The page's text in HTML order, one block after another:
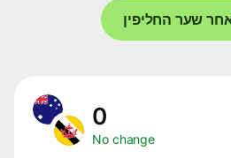
שער החליפין
No change